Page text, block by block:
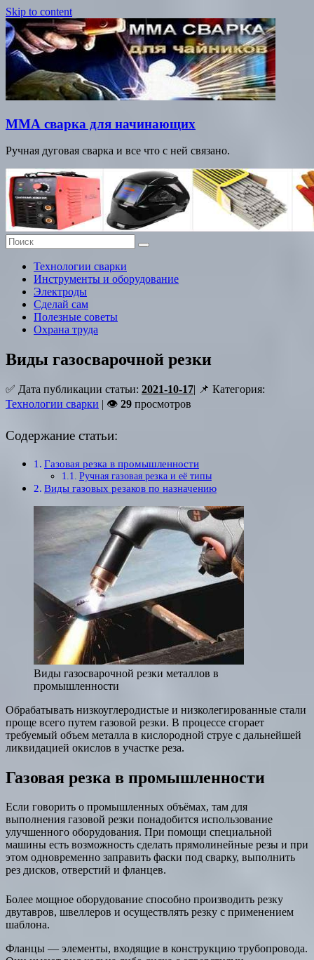
Skip to content
ММА сварка для начинающих
Ручная дуговая сварка и все что с ней связано.
Технологии сварки
Инструменты и оборудование
Электроды
Сделай сам
Полезные советы
Охрана труда
Виды газосварочной резки
✅ Дата публикации статьи: 2021-10-17| 📌 Категория:
Технологии сварки | 👁 29 просмотров
Содержание статьи:
Газовая резка в промышленности
Ручная газовая резка и её типы
Виды газовых резаков по назначению
Виды газосварочной резки металлов в
промышленности
Обрабатывать низкоуглеродистые и низколегированные стали
проще всего путем газовой резки. В процессе сгорает
требуемый объем металла в кислородной струе с дальнейшей
ликвидацией окислов в участке реза.
Газовая резка в промышленности
Если говорить о промышленных объёмах, там для
выполнения газовой резки понадобится использование
улучшенного оборудования. При помощи специальной
машины есть возможность сделать прямолинейные резы и при
этом одновременно заправить фаски под сварку, выполнить
рез дисков, отверстий и фланцев.
Более мощное оборудование способно производить резку
двутавров, швеллеров и осуществлять резку с применением
шаблона.
Фланцы — элементы, входящие в конструкцию трубопровода.